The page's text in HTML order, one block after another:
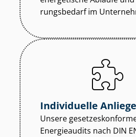
rungs­be­darf im
Individuelle
Unsere
Energieaudits nach DIN